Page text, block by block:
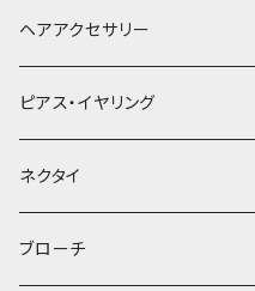
ヘアアクセサリー
ヘアクリップ
ヘッドドレス・カチューシャ
ヘアゴム
ピアス・イヤリング
ネクタイ
ブローチ